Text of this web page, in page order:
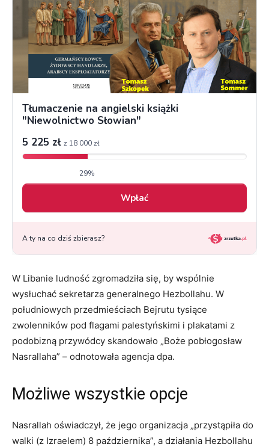
W Libanie ludność zgromadziła się, by wspólnie
wysłuchać sekretarza generalnego Hezbollahu. W
południowych przedmieściach Bejrutu tysiące
zwolenników pod flagami palestyńskimi i plakatami z
podobizną przywódcy skandowało „Boże pobłogosław
Nasrallaha” – odnotowała agencja dpa.
Możliwe wszystkie opcje
Nasrallah oświadczył, że jego organizacja „przystąpiła do
walki (z Izraelem) 8 października”, a działania Hezbollahu